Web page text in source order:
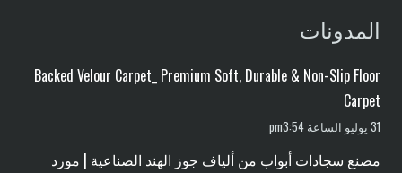
المدونات
Backed Velour Carpet_ Premium Soft, Durable & Non-Slip Floor
Carpet
31 يوليو الساعة pm3:54
مصنع سجادات أبواب من ألياف جوز الهند الصناعية | مورد